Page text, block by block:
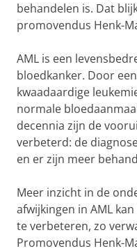
behandelen is. Dat
promovendus Henk-
AML is een
bloedkanker. Door
kwaadaardige
normale
decennia zijn de
verbeterd: de
en er zijn meer
Meer inzicht in de
afwijkingen in AML
te verbeteren, zo
Promovendus Henk-